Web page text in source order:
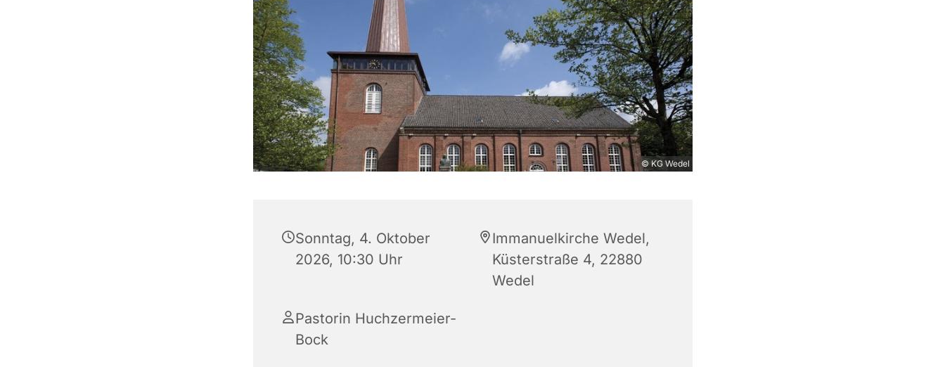
© KG Wedel
Sonntag, 4. Oktober
2026, 10:30 Uhr
Immanuelkirche Wedel,
Küsterstraße 4, 22880
Wedel
Pastorin Huchzermeier-
Bock